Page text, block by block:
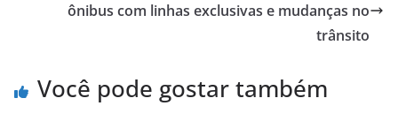
ônibus com linhas exclusivas e mudanças no
trânsito
Você pode gostar também